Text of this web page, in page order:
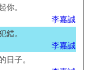
你。
李嘉誠
錯。
李嘉誠
日子。